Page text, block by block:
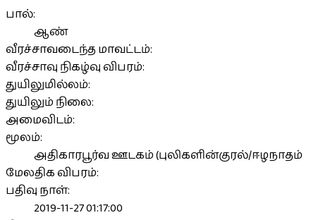
பால்:
ஆண்
வீரச்சாவடைந்த மாவட்டம்:
வீரச்சாவு நிகழ்வு விபரம்:
துயிலுமில்லம்:
துயிலும் நிலை:
அமைவிடம்:
மூலம்:
அதிகாரபூர்வ ஊடகம் (புலிகளின்குரல்/ஈழநாதம்
மேலதிக விபரம்:
பதிவு நாள்:
2019-11-27 01:17:00